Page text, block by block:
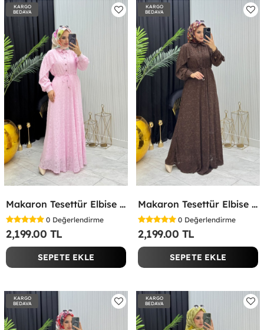
KARGO
BEDAVA
Makaron Tesettür Elbise Pembe Pembe
0 Değerlendirme
2,199.00 TL
SEPETE EKLE
KARGO
BEDAVA
Makaron Tesettür Elbise Kahverengi Kahverengi
0 Değerlendirme
2,199.00 TL
SEPETE EKLE
KARGO
BEDAVA
KARGO
BEDAVA